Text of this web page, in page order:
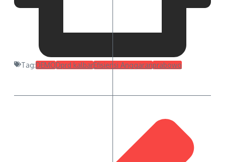
Tag:DEMODprd kalbarEfisiensi Anggaranprabowo